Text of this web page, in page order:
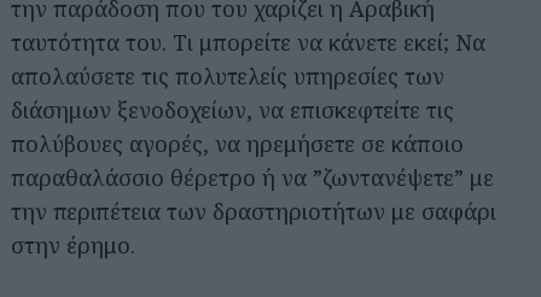
την παράδοση που του χαρίζει η Αραβική
ταυτότητα του. Τι μπορείτε να κάνετε εκεί; Να
απολαύσετε τις πολυτελείς υπηρεσίες των
διάσημων ξενοδοχείων, να επισκεφτείτε τις
πολύβουες αγορές, να ηρεμήσετε σε κάποιο
παραθαλάσσιο θέρετρο ή να ”ζωντανέψετε” με
την περιπέτεια των δραστηριοτήτων με σαφάρι
στην έρημο.